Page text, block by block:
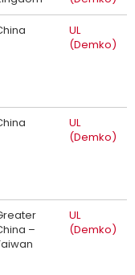
UL
(Demko)
UL
(Demko)
–
UL
(Demko)